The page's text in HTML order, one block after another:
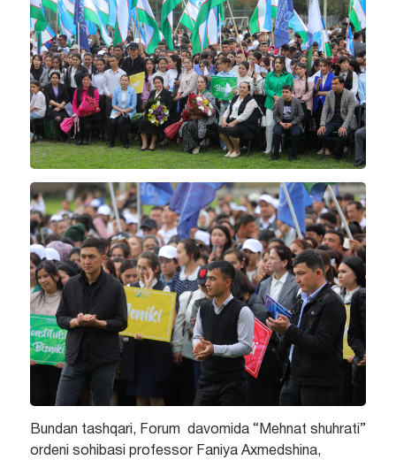
Bundan tashqari, Forum davomida “Mehnat shuhrati”
ordeni sohibasi professor Faniya Axmedshina,